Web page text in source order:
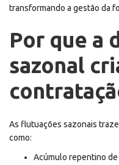
transformando a gestão da
Por que a
sazonal
As flutuações sazonais
como:
Acúmulo repentino